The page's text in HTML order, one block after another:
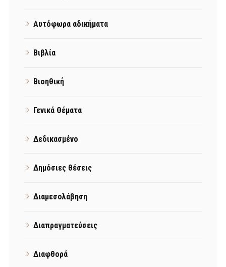
Αυτόφωρα αδικήματα
Βιβλία
Βιοηθική
Γενικά Θέματα
Δεδικασμένο
Δημόσιες θέσεις
Διαμεσολάβηση
Διαπραγματεύσεις
Διαφθορά